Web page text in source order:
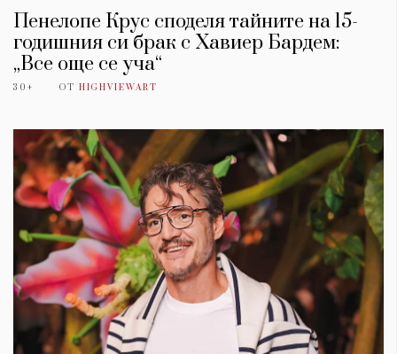
Пенелопе Крус споделя тайните на 15-
годишния си брак с Хавиер Бардем:
„Все още се уча“
30+ ОТ HIGHVIEWART